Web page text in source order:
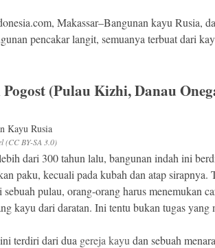
Makassar–Bangunan kayu Rusia,
pencakar langit, semuanya terbuat dari
(Pulau Kizhi, Danau
(CC BY-SA 3.0)
dari 300 tahun lalu, bangunan indah ini
paku, kecuali pada kubah dan atap sirapnya.
pulau, orang-orang harus menemukan
kayu dari daratan. Ini tentu bukan tugas yang
terdiri dari dua gereja kayu dan sebuah